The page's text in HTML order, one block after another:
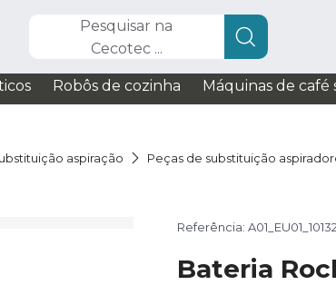
Pesquisar na
Cecotec ...
Robôs de cozinha Máquinas de
aspiração
Peças de substituição
Referência:
Bateria